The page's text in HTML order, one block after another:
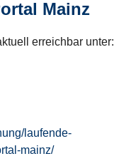
Mainz
erreichbar unter:
laufende-
mainz/